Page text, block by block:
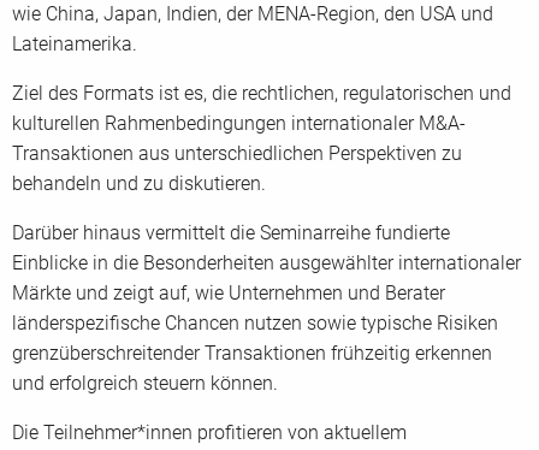
wie China, Japan, Indien, der MENA-Region, den USA und
Lateinamerika.
Ziel des Formats ist es, die rechtlichen, regulatorischen und
kulturellen Rahmenbedingungen internationaler M&A-
Transaktionen aus unterschiedlichen Perspektiven zu
behandeln und zu diskutieren.
Darüber hinaus vermittelt die Seminarreihe fundierte
Einblicke in die Besonderheiten ausgewählter internationaler
Märkte und zeigt auf, wie Unternehmen und Berater
länderspezifische Chancen nutzen sowie typische Risiken
grenzüberschreitender Transaktionen frühzeitig erkennen
und erfolgreich steuern können.
Die Teilnehmer*innen profitieren von aktuellem